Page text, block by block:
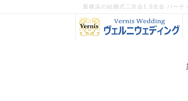
新横浜の結婚式二次会1.5次会 パーテ